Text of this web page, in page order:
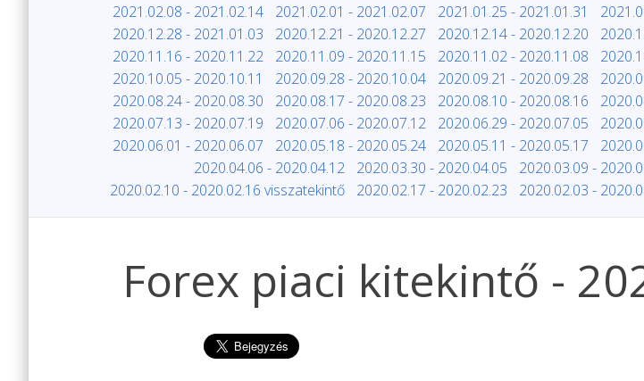
2021.02.08 - 2021.02.14
2021.02.01 - 2021.02.07 2021.01.25 - 2021.01.31
2020.12.28 - 2021.01.03
2020.12.21 - 2020.12.27 2020.12.14 - 2020.12.20
2020.11.16 - 2020.11.22
2020.11.09 - 2020.11.15 2020.11.02 - 2020.11.08
2020.10.05 - 2020.10.11
2020.09.28 - 2020.10.04 2020.09.21 - 2020.09.28
2020.08.24 - 2020.08.30
2020.08.17 - 2020.08.23 2020.08.10 - 2020.08.16
2020.07.13 - 2020.07.19
2020.07.06 - 2020.07.12 2020.06.29 - 2020.07.05
2020.06.01 - 2020.06.07
2020.05.18 - 2020.05.24 2020.05.11 - 2020.05.17
2020.04.06 - 2020.04.12
2020.03.30 - 2020.04.05 2020.03.09 -
2020.02.10 - 2020.02.16 visszatekintő
2020.02.17 - 2020.02.23 2020.02.03 -
Forex piaci kitekintő -